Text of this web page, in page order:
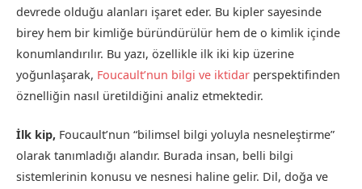
devrede olduğu alanları işaret eder. Bu kipler sayesinde
birey hem bir kimliğe büründürülür hem de o kimlik içinde
konumlandırılır. Bu yazı, özellikle ilk iki kip üzerine
yoğunlaşarak, Foucault’nun bilgi ve iktidar perspektifinden
öznelliğin nasıl üretildiğini analiz etmektedir.
İlk kip, Foucault’nun “bilimsel bilgi yoluyla nesneleştirme”
olarak tanımladığı alandır. Burada insan, belli bilgi
sistemlerinin konusu ve nesnesi haline gelir. Dil, doğa ve